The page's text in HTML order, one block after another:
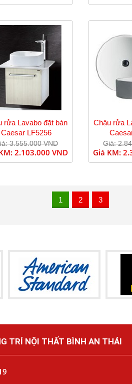
rửa Lavabo đặt bàn
Caesar LF5256
3.555.000 VND
2.103.000 VND
Chậu rửa
Giá:
Giá KM:
1 2 3
TRÍ NỘI THẤT BÌNH AN THÁI